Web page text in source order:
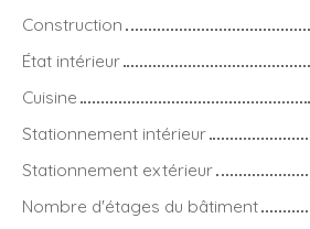
Construction
État intérieur
Cuisine
Stationnement intérieur
Stationnement extérieur
Nombre d'étages du bâtiment